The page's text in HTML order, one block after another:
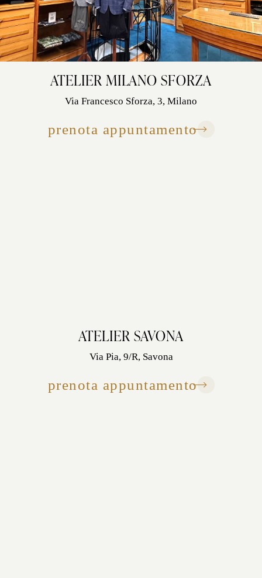
ATELIER MILANO SFORZA
Via Francesco Sforza, 3, Milano
prenota appuntamento
ATELIER SAVONA
Via Pia, 9/R, Savona
prenota appuntamento